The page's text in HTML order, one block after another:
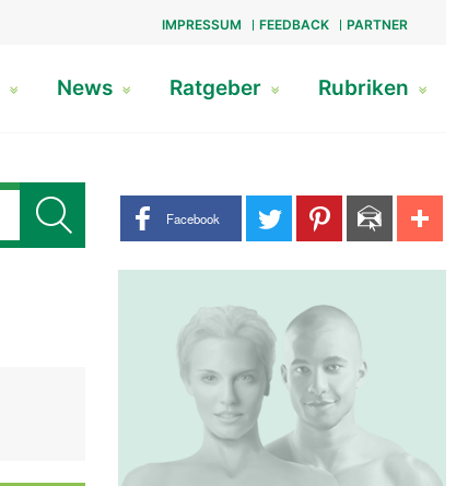
IMPRESSUM FEEDBACK PARTNER
News Ratgeber Rubriken
Share buttons
Facebook